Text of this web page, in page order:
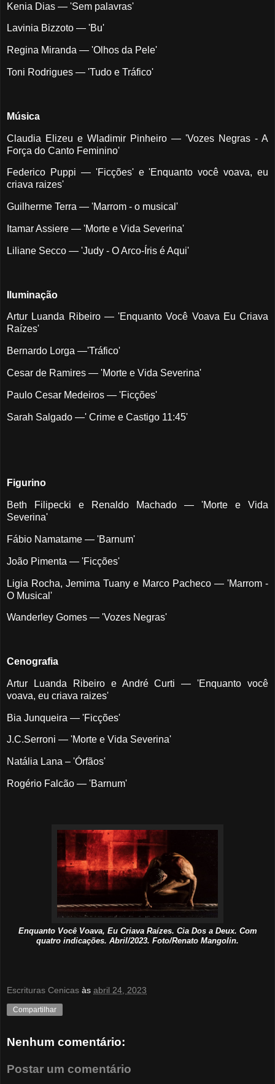
Kenia Dias — 'Sem palavras'
Lavinia Bizzoto — 'Bu'
Regina Miranda — 'Olhos da Pele'
Toni Rodrigues — 'Tudo e Tráfico'
Música
Claudia Elizeu e Wladimir Pinheiro — 'Vozes Negras - A
Força do Canto Feminino'
Federico Puppi — 'Ficções' e 'Enquanto você voava, eu
criava raizes'
Guilherme Terra — 'Marrom - o musical'
Itamar Assiere — 'Morte e Vida Severina'
Liliane Secco — 'Judy - O Arco-Íris é Aqui'
Iluminação
Artur Luanda Ribeiro — 'Enquanto Você Voava Eu Criava
Raízes'
Bernardo Lorga —'Tráfico'
Cesar de Ramires — 'Morte e Vida Severina'
Paulo Cesar Medeiros — 'Ficções'
Sarah Salgado —' Crime e Castigo 11:45'
Figurino
Beth Filipecki e Renaldo Machado — 'Morte e Vida
Severina'
Fábio Namatame — 'Barnum'
João Pimenta — 'Ficções'
Ligia Rocha, Jemima Tuany e Marco Pacheco — 'Marrom -
O Musical'
Wanderley Gomes — 'Vozes Negras'
Cenografia
Artur Luanda Ribeiro e André Curti — 'Enquanto você
voava, eu criava raizes'
Bia Junqueira — 'Ficções'
J.C.Serroni — 'Morte e Vida Severina'
Natália Lana – 'Órfãos'
Rogério Falcão — 'Barnum'
Enquanto Você Voava, Eu Criava Raízes. Cia Dos a Deux. Com
quatro indicações. Abril/2023. Foto/Renato Mangolin.
Escrituras Cenicas às abril 24, 2023
Compartilhar
Nenhum comentário:
Postar um comentário